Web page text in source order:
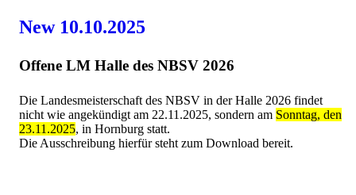
New 10.10.2025
Offene LM Halle des NBSV 2026
Die Landesmeisterschaft des NBSV in der Halle 2026 findet
nicht wie angekündigt am 22.11.2025, sondern am Sonntag, den
23.11.2025, in Hornburg statt.
Die Ausschreibung hierfür steht zum Download bereit.